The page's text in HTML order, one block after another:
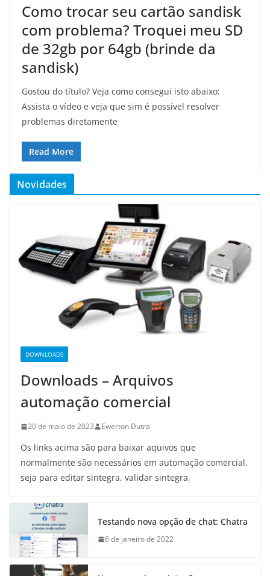
Como trocar seu cartão sandisk
com problema? Troquei meu SD
de 32gb por 64gb (brinde da
sandisk)
Gostou do título? Veja como consegui isto abaixo:
Assista o vídeo e veja que sim é possível resolver
problemas diretamente
Read More
Novidades
DOWNLOADS
Downloads – Arquivos
automação comercial
20 de maio de 2023 Ewerton Dutra
Os links acima são para baixar aquivos que
normalmente são necessários em automação comercial,
seja para editar sintegra, validar sintegra,
Testando nova opção de chat: Chatra
6 de janeiro de 2022